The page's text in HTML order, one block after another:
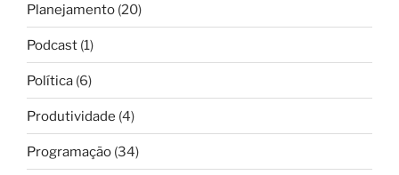
Planejamento (20)
Podcast (1)
Política (6)
Produtividade (4)
Programação (34)